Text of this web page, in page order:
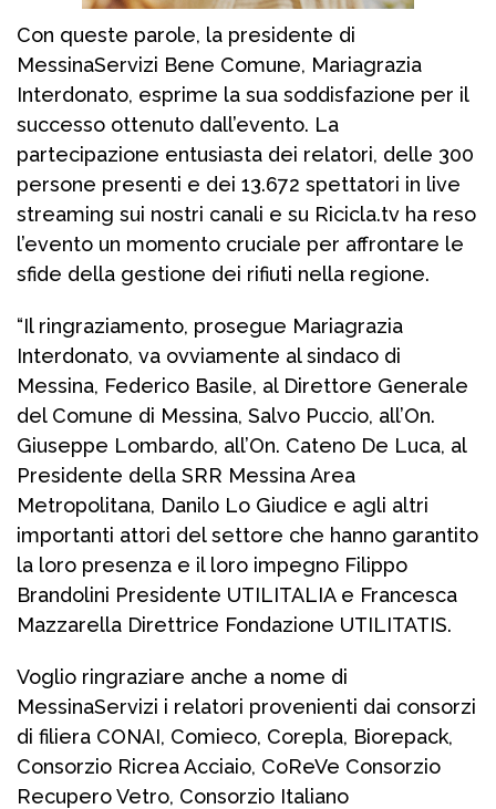
Con queste parole, la presidente di
MessinaServizi Bene Comune, Mariagrazia
Interdonato, esprime la sua soddisfazione per il
successo ottenuto dall’evento. La
partecipazione entusiasta dei relatori, delle 300
persone presenti e dei 13.672 spettatori in live
streaming sui nostri canali e su Ricicla.tv ha reso
l’evento un momento cruciale per affrontare le
sfide della gestione dei rifiuti nella regione.
“Il ringraziamento, prosegue Mariagrazia
Interdonato, va ovviamente al sindaco di
Messina, Federico Basile, al Direttore Generale
del Comune di Messina, Salvo Puccio, all’On.
Giuseppe Lombardo, all’On. Cateno De Luca, al
Presidente della SRR Messina Area
Metropolitana, Danilo Lo Giudice e agli altri
importanti attori del settore che hanno garantito
la loro presenza e il loro impegno Filippo
Brandolini Presidente UTILITALIA e Francesca
Mazzarella Direttrice Fondazione UTILITATIS.
Voglio ringraziare anche a nome di
MessinaServizi i relatori provenienti dai consorzi
di filiera CONAI, Comieco, Corepla, Biorepack,
Consorzio Ricrea Acciaio, CoReVe Consorzio
Recupero Vetro, Consorzio Italiano